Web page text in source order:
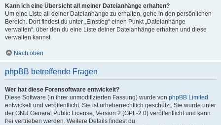
Kann ich eine Übersicht all meiner Dateianhänge erhalten?
Um eine Liste all deiner Dateianhänge zu erhalten, gehe in den persönlichen
Bereich. Dort findest du unter „Einstieg“ einen Punkt „Dateianhänge
verwalten“, über den du eine Liste deiner Dateianhänge erhalten und diese
verwalten kannst.
Nach oben
phpBB betreffende Fragen
Wer hat diese Forensoftware entwickelt?
Diese Software (in ihrer unmodifizierten Fassung) wurde von phpBB Limited
entwickelt und veröffentlicht. Sie ist urheberrechtlich geschützt. Sie wurde unter
der GNU General Public License, Version 2 (GPL-2.0) veröffentlicht und kann
frei vertrieben werden. Weitere Details findest du